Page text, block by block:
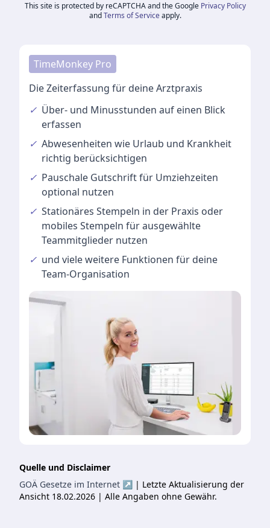
This site is protected by reCAPTCHA and the Google Privacy Policy
and Terms of Service apply.
TimeMonkey Pro
Die Zeiterfassung für deine Arztpraxis
✓ Über- und Minusstunden auf einen Blick
erfassen
✓ Abwesenheiten wie Urlaub und Krankheit
richtig berücksichtigen
✓ Pauschale Gutschriftfür Umziehzeiten
optional nutzen
✓ Stationäres Stempeln in der Praxis oder
mobiles Stempeln für ausgewählte
Teammitglieder nutzen
✓ und vieleweitere Funktionen für deine
Team-Organisation
Quelle und Disclaimer
GOÄ Gesetze im Internet ↗ | Letzte Aktualisierung der
Ansicht 18.02.2026 | Alle Angaben ohne Gewähr.